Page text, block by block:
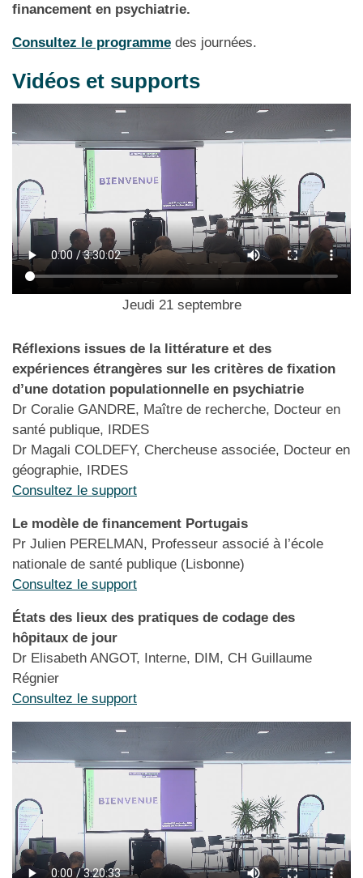
financement en psychiatrie.
Consultez le programme des journées.
Vidéos et supports
Jeudi 21 septembre
Réflexions issues de la littérature et des
expériences étrangères sur les critères de fixation
d’une dotation populationnelle en psychiatrie
Dr Coralie GANDRE, Maître de recherche, Docteur en
santé publique, IRDES
Dr Magali COLDEFY, Chercheuse associée, Docteur en
géographie, IRDES
Consultez le support
Le modèle de financement Portugais
Pr Julien PERELMAN, Professeur associé à l’école
nationale de santé publique (Lisbonne)
Consultez le support
États des lieux des pratiques de codage des
hôpitaux de jour
Dr Elisabeth ANGOT, Interne, DIM, CH Guillaume
Régnier
Consultez le support